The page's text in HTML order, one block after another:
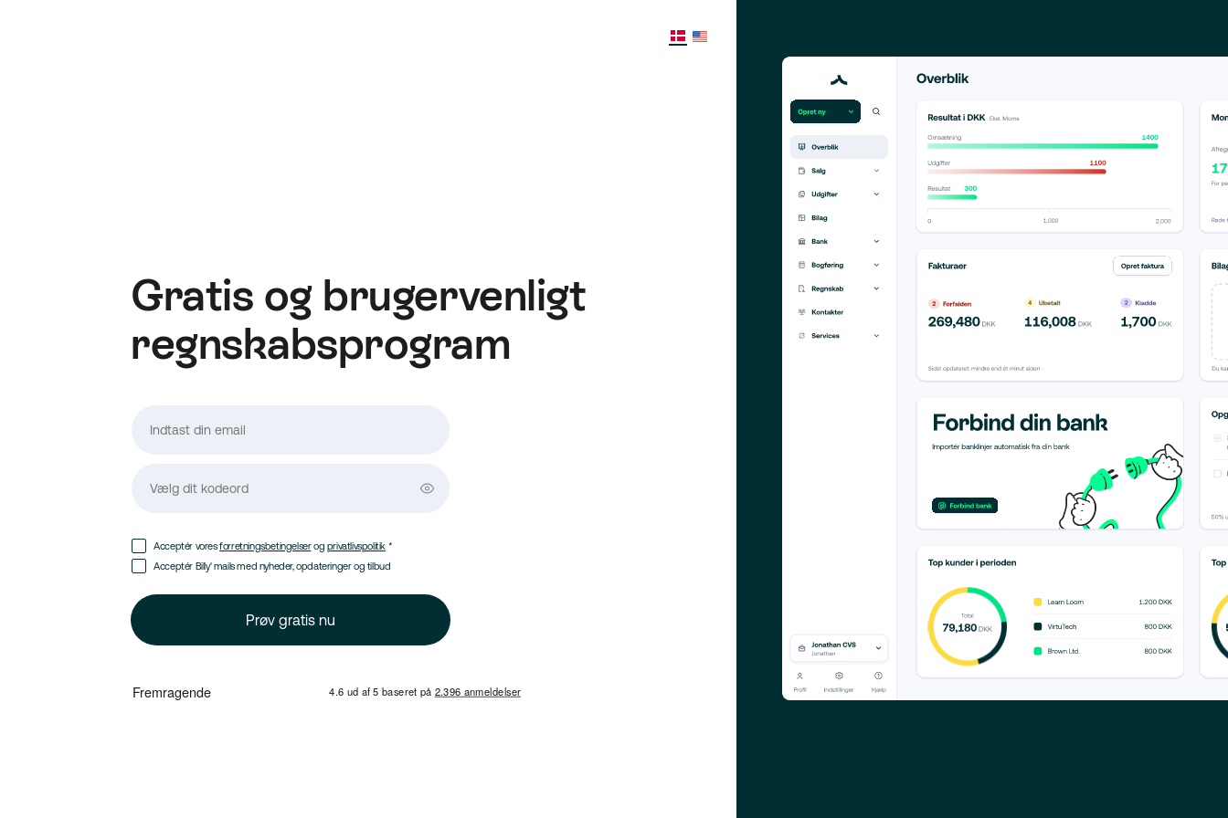
Gratis og brugervenligt
regnskabsprogram
Acceptér vores forretningsbetingelser og privatlivspolitik *
Acceptér Billy' mails med nyheder, opdateringer og tilbud
Prøv gratis nu